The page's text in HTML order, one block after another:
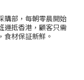
購部，每朝零晨開始
運抵香港，顧客只需
食材保証新鮮。